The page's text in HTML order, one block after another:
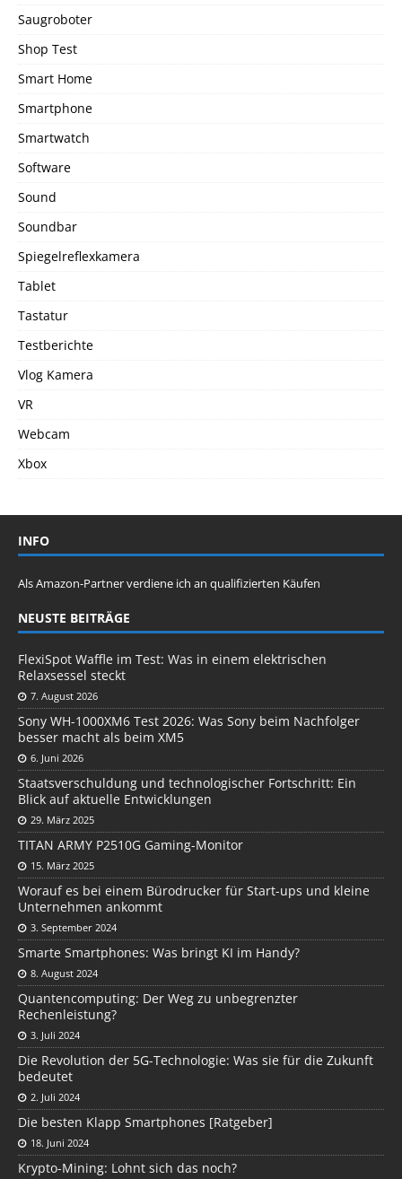
Saugroboter
Shop Test
Smart Home
Smartphone
Smartwatch
Software
Sound
Soundbar
Spiegelreflexkamera
Tablet
Tastatur
Testberichte
Vlog Kamera
VR
Webcam
Xbox
INFO
Als Amazon-Partner verdiene ich an qualifizierten Käufen
NEUSTE BEITRÄGE
FlexiSpot Waffle im Test: Was in einem elektrischen
Relaxsessel steckt
7. August 2026
Sony WH-1000XM6 Test 2026: Was Sony beim Nachfolger
besser macht als beim XM5
6. Juni 2026
Staatsverschuldung und technologischer Fortschritt: Ein
Blick auf aktuelle Entwicklungen
29. März 2025
TITAN ARMY P2510G Gaming-Monitor
15. März 2025
Worauf es bei einem Bürodrucker für Start-ups und kleine
Unternehmen ankommt
3. September 2024
Smarte Smartphones: Was bringt KI im Handy?
8. August 2024
Quantencomputing: Der Weg zu unbegrenzter
Rechenleistung?
3. Juli 2024
Die Revolution der 5G-Technologie: Was sie für die Zukunft
bedeutet
2. Juli 2024
Die besten Klapp Smartphones [Ratgeber]
18. Juni 2024
Krypto-Mining: Lohnt sich das noch?